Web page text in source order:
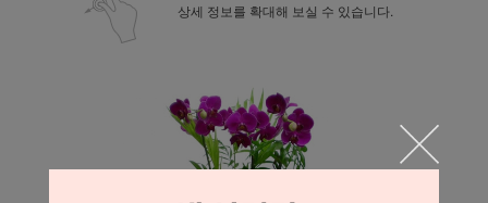
상세 정보를 확대해 보실 수 있습니다.